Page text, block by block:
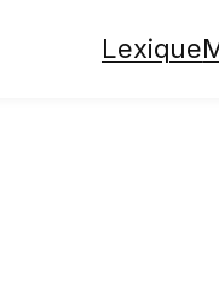
Lexique